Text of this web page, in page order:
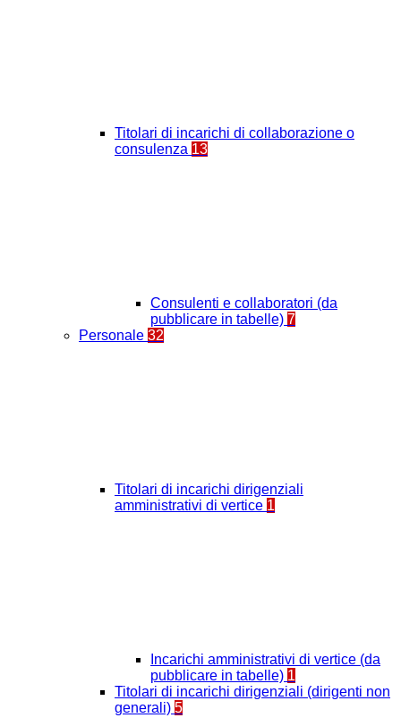
Titolari di incarichi di collaborazione o
consulenza 13
Consulenti e collaboratori (da
pubblicare in tabelle) 7
Personale 32
Titolari di incarichi dirigenziali
amministrativi di vertice 1
Incarichi amministrativi di vertice (da
pubblicare in tabelle) 1
Titolari di incarichi dirigenziali (dirigenti non
generali) 5